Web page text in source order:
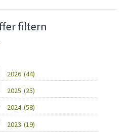
filtern
2026 (44)
2025 (25)
2024 (58)
2023 (19)